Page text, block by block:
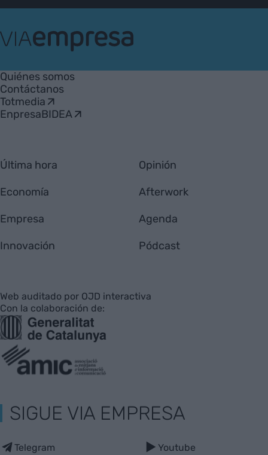
Empresa
Quiénes somos
Contáctanos
Totmedia
EnpresaBIDEA
Última hora
Economía
Empresa
Innovación
Opinión
Afterwork
Agenda
Pódcast
Web auditado por OJD interactiva
Con la colaboración de:
SIGUE VIA EMPRESA
Telegram Youtube